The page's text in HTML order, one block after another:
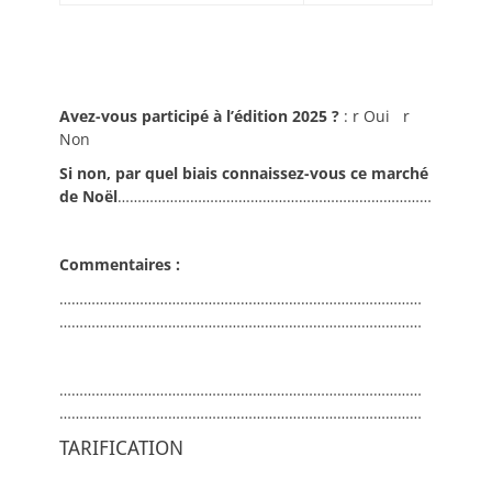
Avez-vous participé à l’édition 2025 ? : r Oui r
Non
Si non, par quel biais connaissez-vous ce marché
de Noël……………………………………………………………………
Commentaires :
………………………………………………………………………………
………………………………………………………………………………
………………………………………………………………………………
………………………………………………………………………………
TARIFICATION